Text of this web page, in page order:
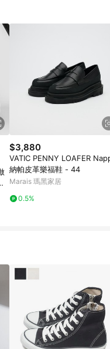
準。 11. 若於 LINE 購物前
$3,880
VATIC PENNY LOAFER
納帕皮革樂福鞋 - 44
Marais 瑪黑家居
0.5%